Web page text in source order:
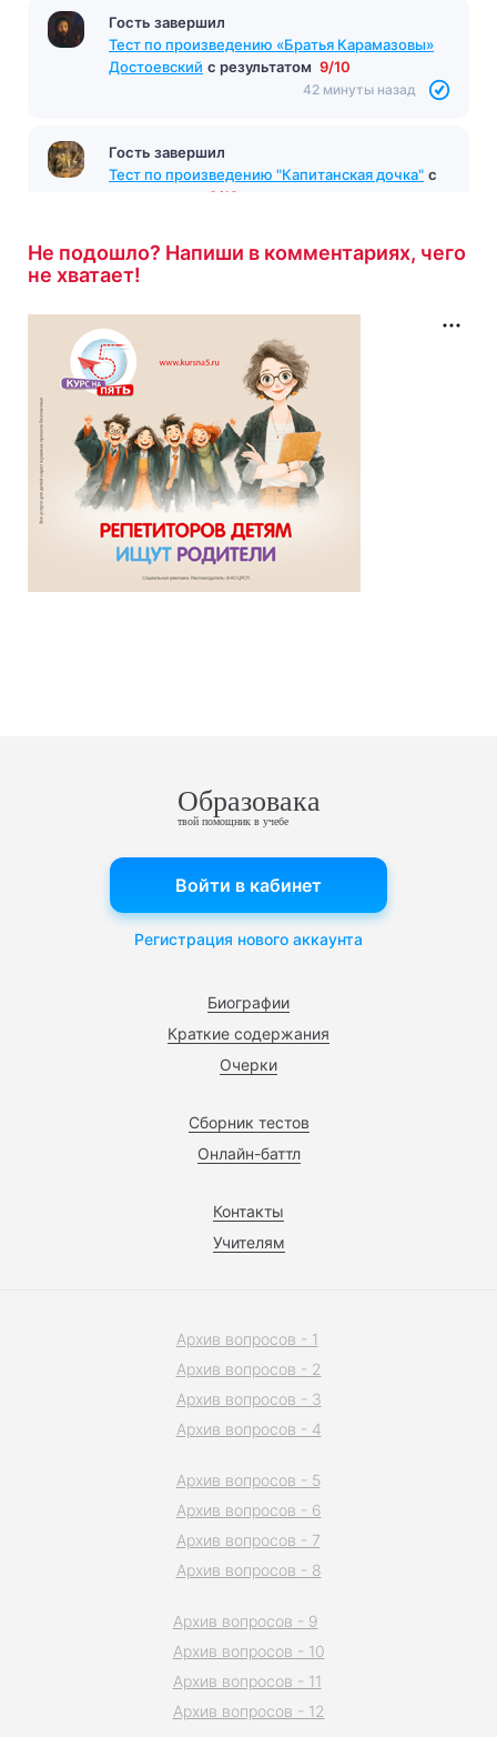
Гость завершил
Тест по произведению «Братья Карамазовы»
Достоевский с результатом 9/10
42 минуты назад
Гость завершил
Тест по произведению "Капитанская дочка" с
9/12
Не подошло? Напиши в комментариях, чего
не хватает!
Образовака
твой помощник в учебе
Биографии
Краткие содержания
Очерки
Сборник тестов
Онлайн-баттл
Контакты
Учителям
Войти в кабинет
Регистрация нового аккаунта
Архив вопросов - 1
Архив вопросов - 2
Архив вопросов - 3
Архив вопросов - 4
Архив вопросов - 5
Архив вопросов - 6
Архив вопросов - 7
Архив вопросов - 8
Архив вопросов - 9
Архив вопросов - 10
Архив вопросов - 11
Архив вопросов - 12